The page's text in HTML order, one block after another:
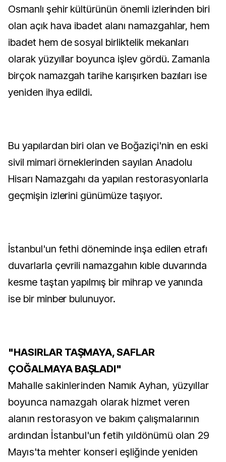
Osmanlı şehir kültürünün önemli izlerinden biri
olan açık hava ibadet alanı namazgahlar, hem
ibadet hem de sosyal birliktelik mekanları
olarak yüzyıllar boyunca işlev gördü. Zamanla
birçok namazgah tarihe karışırken bazıları ise
yeniden ihya edildi.
Bu yapılardan biri olan ve Boğaziçi'nin en eski
sivil mimari örneklerinden sayılan Anadolu
Hisarı Namazgahı da yapılan restorasyonlarla
geçmişin izlerini günümüze taşıyor.
İstanbul'un fethi döneminde inşa edilen etrafı
duvarlarla çevrili namazgahın kıble duvarında
kesme taştan yapılmış bir mihrap ve yanında
ise bir minber bulunuyor.
"HASIRLAR TAŞMAYA, SAFLAR
ÇOĞALMAYA BAŞLADI"
Mahalle sakinlerinden Namık Ayhan, yüzyıllar
boyunca namazgah olarak hizmet veren
alanın restorasyon ve bakım çalışmalarının
ardından İstanbul'un fetih yıldönümü olan 29
Mayıs'ta mehter konseri eşliğinde yeniden